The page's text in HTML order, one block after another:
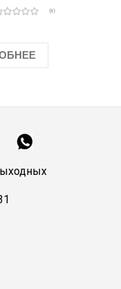
(0)